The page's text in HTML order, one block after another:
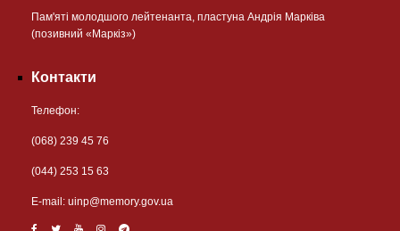
Пам'яті молодшого лейтенанта, пластуна Андрія Марківа
(позивний «Маркіз»)
Контакти
Телефон:
(068) 239 45 76
(044) 253 15 63
Е-mail: uinp@memory.gov.ua